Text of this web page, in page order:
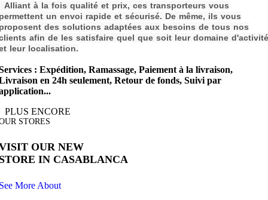
à la fois qualité et prix, ces transporteurs vous
un envoi rapide et sécurisé. De même, ils vous
des solutions adaptées aux besoins de tous nos
afin de les satisfaire quel que soit leur domaine d'activité
leur localisation.
: Expédition, Ramassage, Paiement à la livraison,
en 24h seulement, Retour de fonds, Suivi par
PLUS ENCORE
STORES
OUR NEW
IN CASABLANCA
More About